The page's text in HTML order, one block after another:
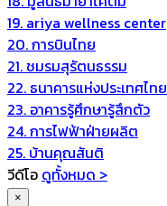
19. ariya wellness center
20. การบินไทย
21. ชมรมสุรัตนธรรม
22. ธนาคารแห่งประเทศไทย
23. อาคารรู้ศึกษารู้สึกตัว
24. การไฟฟ้าฝ่ายผลิต
25. บ้านคุณสันติ
วีดีโอ ดูทั้งหมด >
×